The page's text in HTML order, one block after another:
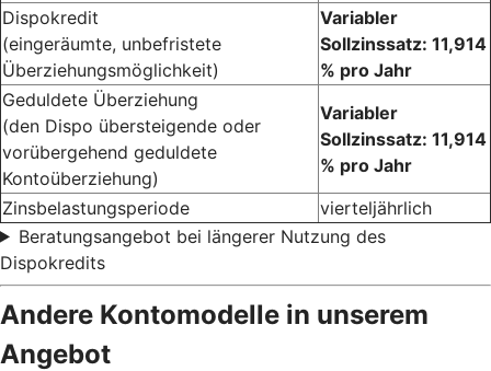
Dispokredit
(eingeräumte, unbefristete
Überziehungsmöglichkeit)
Variabler
Sollzinssatz: 11,914
% pro Jahr
Geduldete Überziehung
(den Dispo übersteigende oder
vorübergehend geduldete
Kontoüberziehung)
Variabler
Sollzinssatz: 11,914
% pro Jahr
Zinsbelastungsperiode
vierteljährlich
Beratungsangebot bei längerer Nutzung des
Dispokredits
Andere Kontomodelle in unserem
Angebot